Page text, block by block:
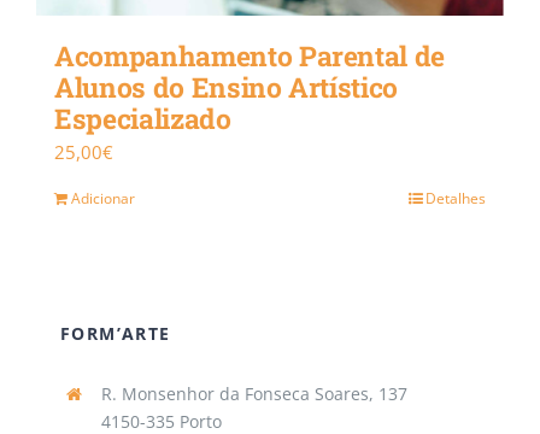
Acompanhamento Parental de
Alunos do Ensino Artístico
Especializado
25,00€
Adicionar Detalhes
FORM’ARTE
R. Monsenhor da Fonseca Soares, 137
4150-335 Porto